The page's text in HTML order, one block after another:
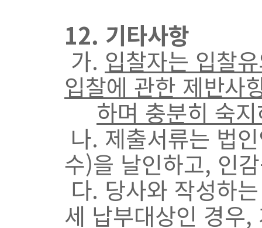
12. 기타사항
가. 입찰자는 입찰
입찰에 관한 제반사
하며 충분히 숙
나. 제출서류는 법
수)을 날인하고, 인
다. 당사와 작성하
세 납부대상인 경우